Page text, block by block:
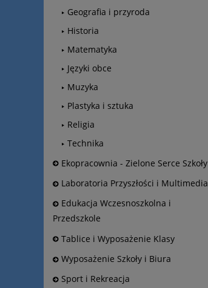
Geografia i przyroda
Historia
Matematyka
Języki obce
Muzyka
Plastyka i sztuka
Religia
Technika
Ekopracownia - Zielone Serce Szkoły
Laboratoria Przyszłości i Multimedia
Edukacja Wczesnoszkolna i
Przedszkole
Tablice i Wyposażenie Klasy
Wyposażenie Szkoły i Biura
Sport i Rekreacja